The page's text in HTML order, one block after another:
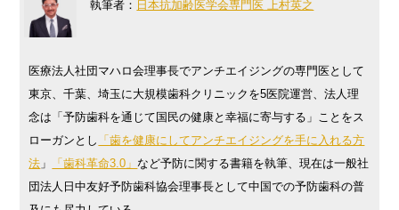
執筆者： 日本抗加齢医学会専門医 上村英之
医療法人社団マハロ会理事長でアンチエイジングの専門医として
東京、千葉、埼玉に大規模歯科クリニックを5医院運営、法人理
念は「予防歯科を通じて国民の健康と幸福に寄与する」ことをス
ローガンとし 「歯を健康にしてアンチエイジングを手に入れる方
法 」 「歯科革命3.0」 など予防に関する書籍を執筆、現在は一般社
団法人日中友好予防歯科協会理事長として中国での予防歯科の普